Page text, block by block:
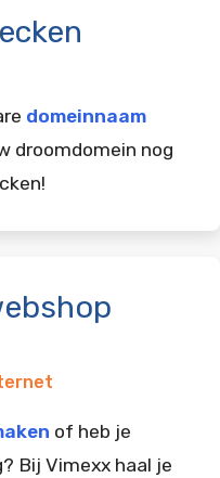
domeinnaam
droomdomein nog
of heb je
Bij Vimexx haal je